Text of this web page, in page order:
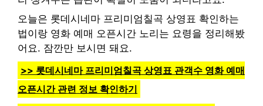
오늘은 롯데시네마 프리미엄칠곡 상영표 확인하는
법이랑 영화 예매 오픈시간 노리는 요령을 정리해봤
어요. 잠깐만 보시면 돼요.
>> 롯데시네마 프리미엄칠곡 상영표 관객수 영화 예매
오픈시간 관련 정보 확인하기